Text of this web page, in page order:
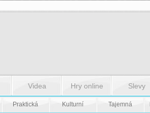
Videa Hry online Slevy
Praktická Kulturní Tajemná